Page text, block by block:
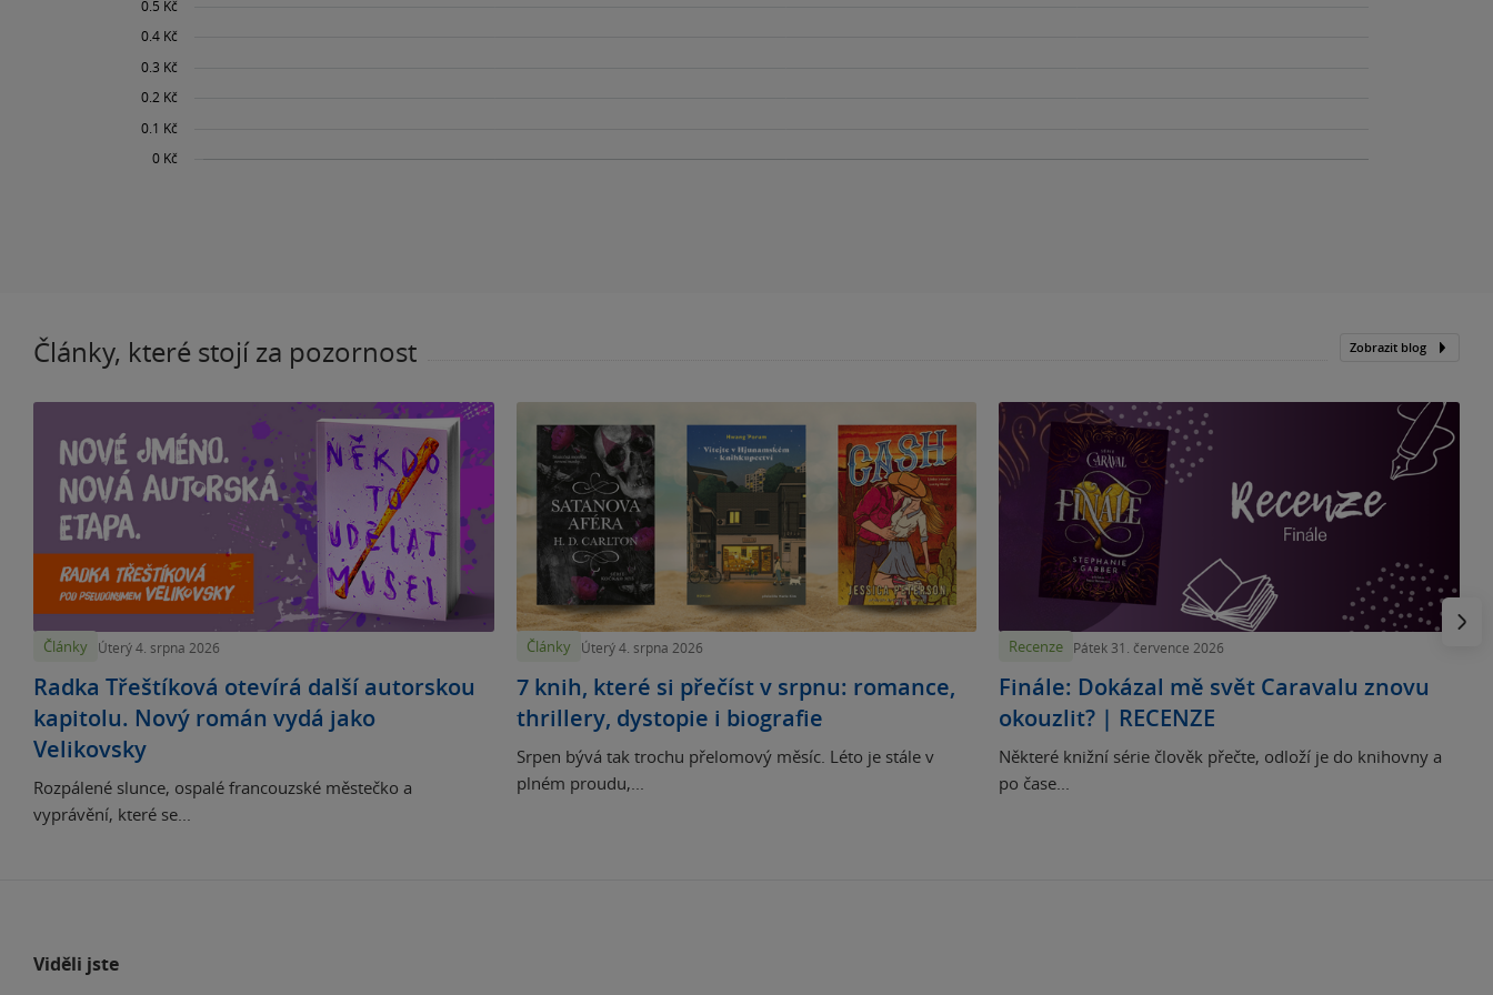
Články, které stojí za pozornost Zobrazit blog
Články Úterý 4. srpna 2026
Radka Třeštíková otevírá další autorskou
kapitolu. Nový román vydá jako
Velikovsky
Rozpálené slunce, ospalé francouzské městečko a
vyprávění, které se...
Články Úterý 4. srpna 2026
7 knih, které si přečíst v srpnu: romance,
thrillery, dystopie i biografie
Srpen bývá tak trochu přelomový měsíc. Léto je stále v
plném proudu,...
Recenze Pátek 31. července 2026
Finále: Dokázal mě svět Caravalu znovu
okouzlit? | RECENZE
Některé knižní série člověk přečte, odloží je do knihovny a
po čase...
Viděli jste